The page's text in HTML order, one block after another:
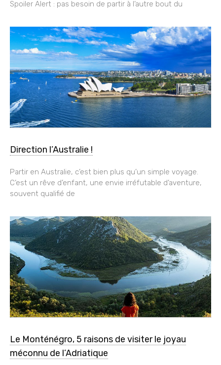
Spoiler Alert : pas besoin de partir à l’autre bout du
Direction l’Australie !
Partir en Australie, c’est bien plus qu’un simple voyage.
C’est un rêve d’enfant, une envie irréfutable d’aventure,
souvent qualifié de
Le Monténégro, 5 raisons de visiter le joyau
méconnu de l’Adriatique